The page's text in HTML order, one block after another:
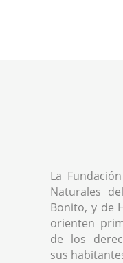
La
Naturales
Bonito, y de
orienten
de los
sus